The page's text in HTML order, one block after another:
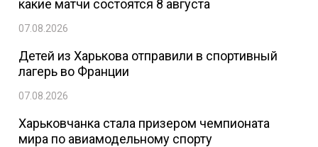
какие матчи состоятся 8 августа
07.08.2026
Детей из Харькова отправили в спортивный
лагерь во Франции
07.08.2026
Харьковчанка стала призером чемпионата
мира по авиамодельному спорту